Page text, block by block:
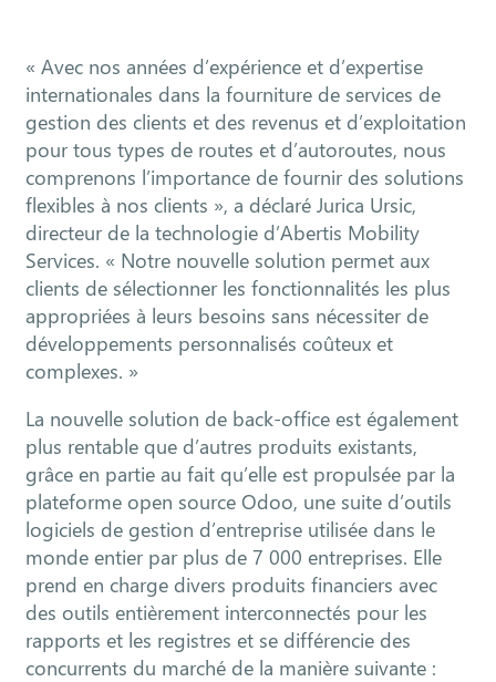
« Avec nos années d’expérience et d’expertise
internationales dans la fourniture de services de
gestion des clients et des revenus et d’exploitation
pour tous types de routes et d’autoroutes, nous
comprenons l’importance de fournir des solutions
flexibles à nos clients », a déclaré Jurica Ursic,
directeur de la technologie d’Abertis Mobility
Services. « Notre nouvelle solution permet aux
clients de sélectionner les fonctionnalités les plus
appropriées à leurs besoins sans nécessiter de
développements personnalisés coûteux et
complexes. »
La nouvelle solution de back-office est également
plus rentable que d’autres produits existants,
grâce en partie au fait qu’elle est propulsée par la
plateforme open source Odoo, une suite d’outils
logiciels de gestion d’entreprise utilisée dans le
monde entier par plus de 7 000 entreprises. Elle
prend en charge divers produits financiers avec
des outils entièrement interconnectés pour les
rapports et les registres et se différencie des
concurrents du marché de la manière suivante :